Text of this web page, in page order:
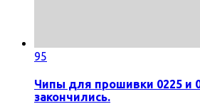
95
Чипы для прошивки 0225 и
закончились.